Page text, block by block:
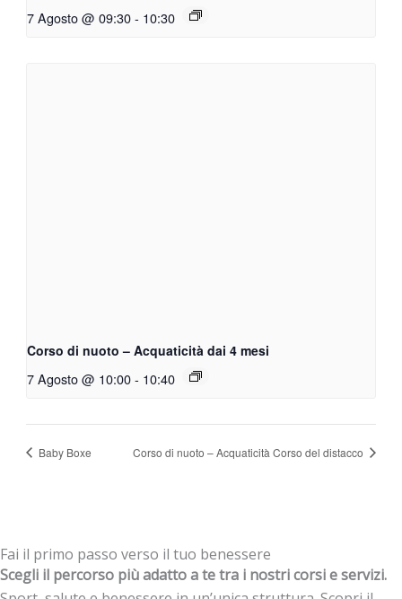
7 Agosto @ 09:30 - 10:30
Corso di nuoto – Acquaticità dai 4 mesi
7 Agosto @ 10:00 - 10:40
Baby Boxe Corso di nuoto – Acquaticità Corso del distacco
Fai il primo passo verso il tuo benessere
Scegli il percorso più adatto a te tra i nostri corsi e servizi.